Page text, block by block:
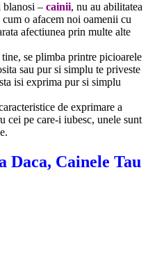
blanosi – cainii, nu au abilitatea
o afacem noi oamenii cu
afectiunea prin multe alte
se plimba printre picioarele
sau pur si simplu te priveste
isi exprima pur si simplu
de exprimare a
cei pe care-i iubesc, unele sunt
Daca, Cainele Tau